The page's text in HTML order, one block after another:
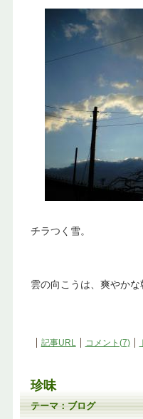
チラつく雪。
雲の向こうは、爽やか
記事URL コメント(7)
珍味
テーマ：ブログ